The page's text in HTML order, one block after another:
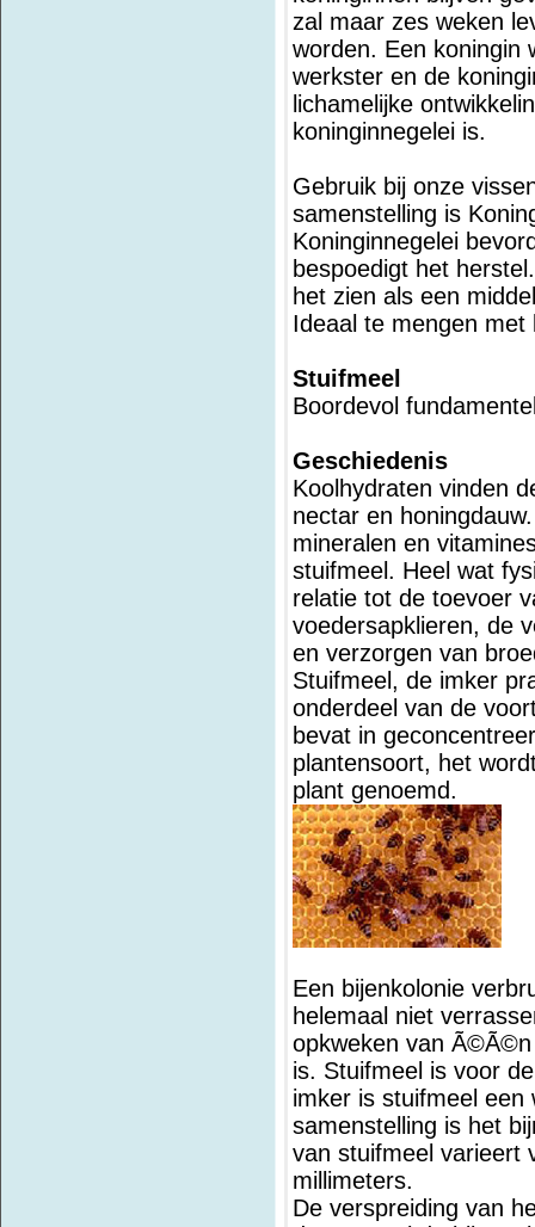
zal maar zes weken
worden. Een koningin
werkster en de
lichamelijke
koninginnegelei is.
Gebruik bij onze
samenstelling is
Koninginnegelei
bespoedigt het
het zien als een
Ideaal te mengen
Stuifmeel
Boordevol
Geschiedenis
Koolhydraten vinden
nectar en
mineralen en
stuifmeel. Heel wat
relatie tot de toevoer
voedersapklieren, de
en verzorgen van
Stuifmeel, de imker
onderdeel van de
bevat in
plantensoort, het
plant genoemd.
Een bijenkolonie
helemaal niet
opkweken van
is. Stuifmeel is voor
imker is stuifmeel een
samenstelling is het
van stuifmeel varieert
millimeters.
De verspreiding van